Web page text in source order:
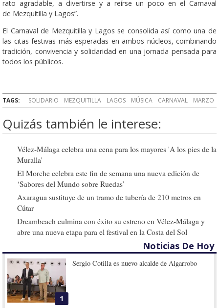
rato agradable, a divertirse y a reírse un poco en el Carnaval
de Mezquitilla y Lagos”.
El Carnaval de Mezquitilla y Lagos se consolida así como una de
las citas festivas más esperadas en ambos núcleos, combinando
tradición, convivencia y solidaridad en una jornada pensada para
todos los públicos.
TAGS: SOLIDARIO MEZQUITILLA LAGOS MÚSICA CARNAVAL MARZO
Quizás también le interese:
Vélez-Málaga celebra una cena para los mayores 'A los pies de la
Muralla'
El Morche celebra este fin de semana una nueva edición de
‘Sabores del Mundo sobre Ruedas’
Axaragua sustituye de un tramo de tubería de 210 metros en
Cútar
Dreambeach culmina con éxito su estreno en Vélez-Málaga y
abre una nueva etapa para el festival en la Costa del Sol
Noticias De Hoy
1
Sergio Cotilla es nuevo alcalde de Algarrobo